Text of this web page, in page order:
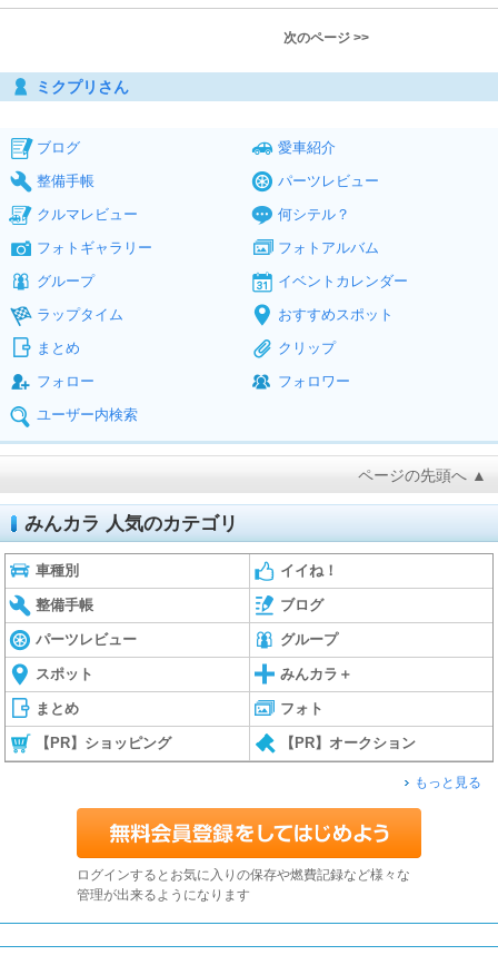
次のページ >>
ミクプリさん
ブログ
愛車紹介
整備手帳
パーツレビュー
クルマレビュー
何シテル？
フォトギャラリー
フォトアルバム
グループ
イベントカレンダー
ラップタイム
おすすめスポット
まとめ
クリップ
フォロー
フォロワー
ユーザー内検索
ページの先頭へ ▲
みんカラ 人気のカテゴリ
車種別 イイね！
整備手帳 ブログ
パーツレビュー グループ
スポット みんカラ＋
まとめ フォト
【PR】ショッピング 【PR】オークション
もっと見る
ログインするとお気に入りの保存や燃費記録など様々な
管理が出来るようになります